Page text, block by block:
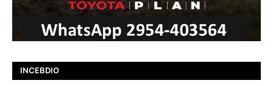
INCEBDIO